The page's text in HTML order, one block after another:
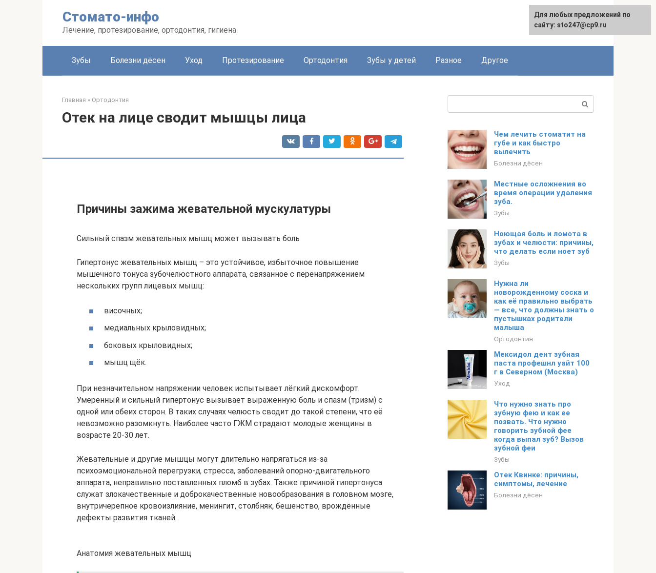
Стомато-инфо
Лечение, протезирование, ортодонтия, гигиена
Зубы Болезни дёсен Уход Протезирование Ортодонтия Зубы у детей Разное Другое
Главная » Ортодонтия
Отек на лице сводит мышцы лица
Причины зажима жевательной мускулатуры
Сильный спазм жевательных мышц может вызывать боль
Гипертонус жевательных мышц – это устойчивое, избыточное повышение
мышечного тонуса зубочелюстного аппарата, связанное с перенапряжением
нескольких групп лицевых мышц:
височных;
медиальных крыловидных;
боковых крыловидных;
мышц щёк.
При незначительном напряжении человек испытывает лёгкий дискомфорт.
Умеренный и сильный гипертонус вызывает выраженную боль и спазм (тризм) с
одной или обеих сторон. В таких случаях челюсть сводит до такой степени, что её
невозможно разомкнуть. Наиболее часто ГЖМ страдают молодые женщины в
возрасте 20-30 лет.
Жевательные и другие мышцы могут длительно напрягаться из-за
психоэмоциональной перегрузки, стресса, заболеваний опорно-двигательного
аппарата, неправильно поставленных пломб в зубах. Также причиной гипертонуса
служат злокачественные и доброкачественные новообразования в головном мозге,
внутричерепное кровоизлияние, менингит, столбняк, бешенство, врождённые
дефекты развития тканей.
Анатомия жевательных мышц
Чем лечить стоматит на
губе и как быстро
вылечить
Болезни дёсен
Местные осложнения во
время операции удаления
зуба.
Зубы
Ноющая боль и ломота в
зубах и челюсти: причины,
что делать если ноет зуб
Зубы
Нужна ли
новорожденному соска и
как её правильно выбрать
— все, что должны знать о
пустышках родители
малыша
Ортодонтия
Мексидол дент зубная
паста профешнл уайт 100
г в Северном (Москва)
Уход
Что нужно знать про
зубную фею и как ее
позвать. Что нужно
говорить зубной фее
когда выпал зуб? Вызов
зубной феи
Зубы
Отек Квинке: причины,
симптомы, лечение
Болезни дёсен
Для любых предложений по
сайту: sto247@cp9.ru